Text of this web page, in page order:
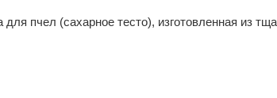
для пчел (сахарное тесто), изготовленная из